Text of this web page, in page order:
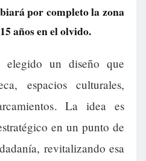
por completo la zona
años en el olvido.
elegido un diseño que
espacios culturales,
La idea es
en un punto de
revitalizando esa